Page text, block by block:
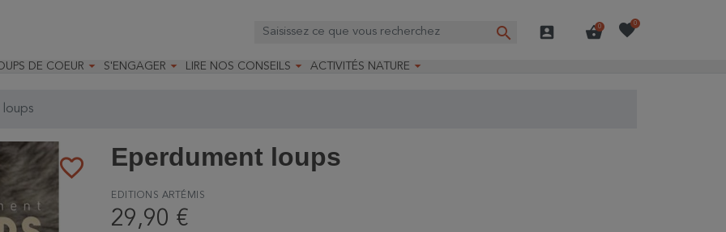
search account_box shopping_basket
0 favorite0
DE COEUR  S'ENGAGER  LIRE NOS CONSEILS  ACTIVITÉS NATURE 
loups
favorite_border Eperdument loups
EDITIONS ARTÉMIS
29,90 €